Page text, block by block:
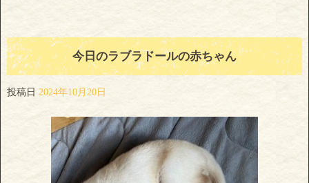
今日のラブラドールの赤ちゃん
投稿日 2024年10月20日